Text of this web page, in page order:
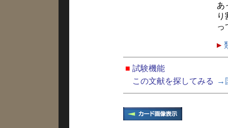
あ
り
っ
■ 試験機能
この文献を探してみる
→